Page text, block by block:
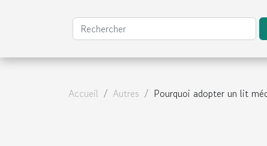
Accueil Autres Pourquoi adopter un lit